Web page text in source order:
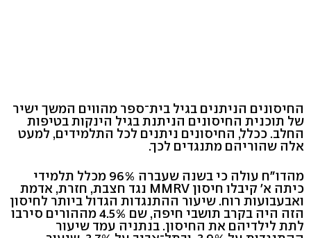
החיסונים הניתנים בגיל בית־ספר מהווים המשך ישיר
של תוכנית החיסונים הניתנת בגיל הינקות בטיפות
החלב. ככלל, החיסונים ניתנים לכל התלמידים, למעט
אלה שהוריהם מתנגדים לכך.
מהדו"ח עולה כי בשנה שעברה 96% מכלל תלמידי
כיתה א' קיבלו חיסון MMRV נגד חצבת, חזרת, אדמת
ואבעבועות רוח. שיעור ההתנגדות הגדול ביותר לחיסון
הזה היה בקרב תושבי חיפה, שם 4.5% מההורים סירבו
לתת לילדיהם את החיסון. בנתניה עמד שיעור